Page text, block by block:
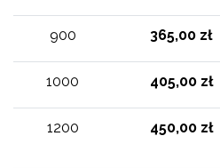
900 365,00 zł
1000 405,00 zł
1200 450,00 zł